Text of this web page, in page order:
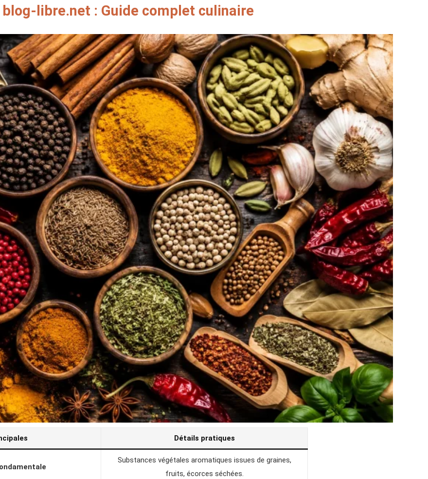
libre.net​ : Guide complet culinaire
Détails pratiques
Substances végétales aromatiques issues de graines,
fruits, écorces séchées.